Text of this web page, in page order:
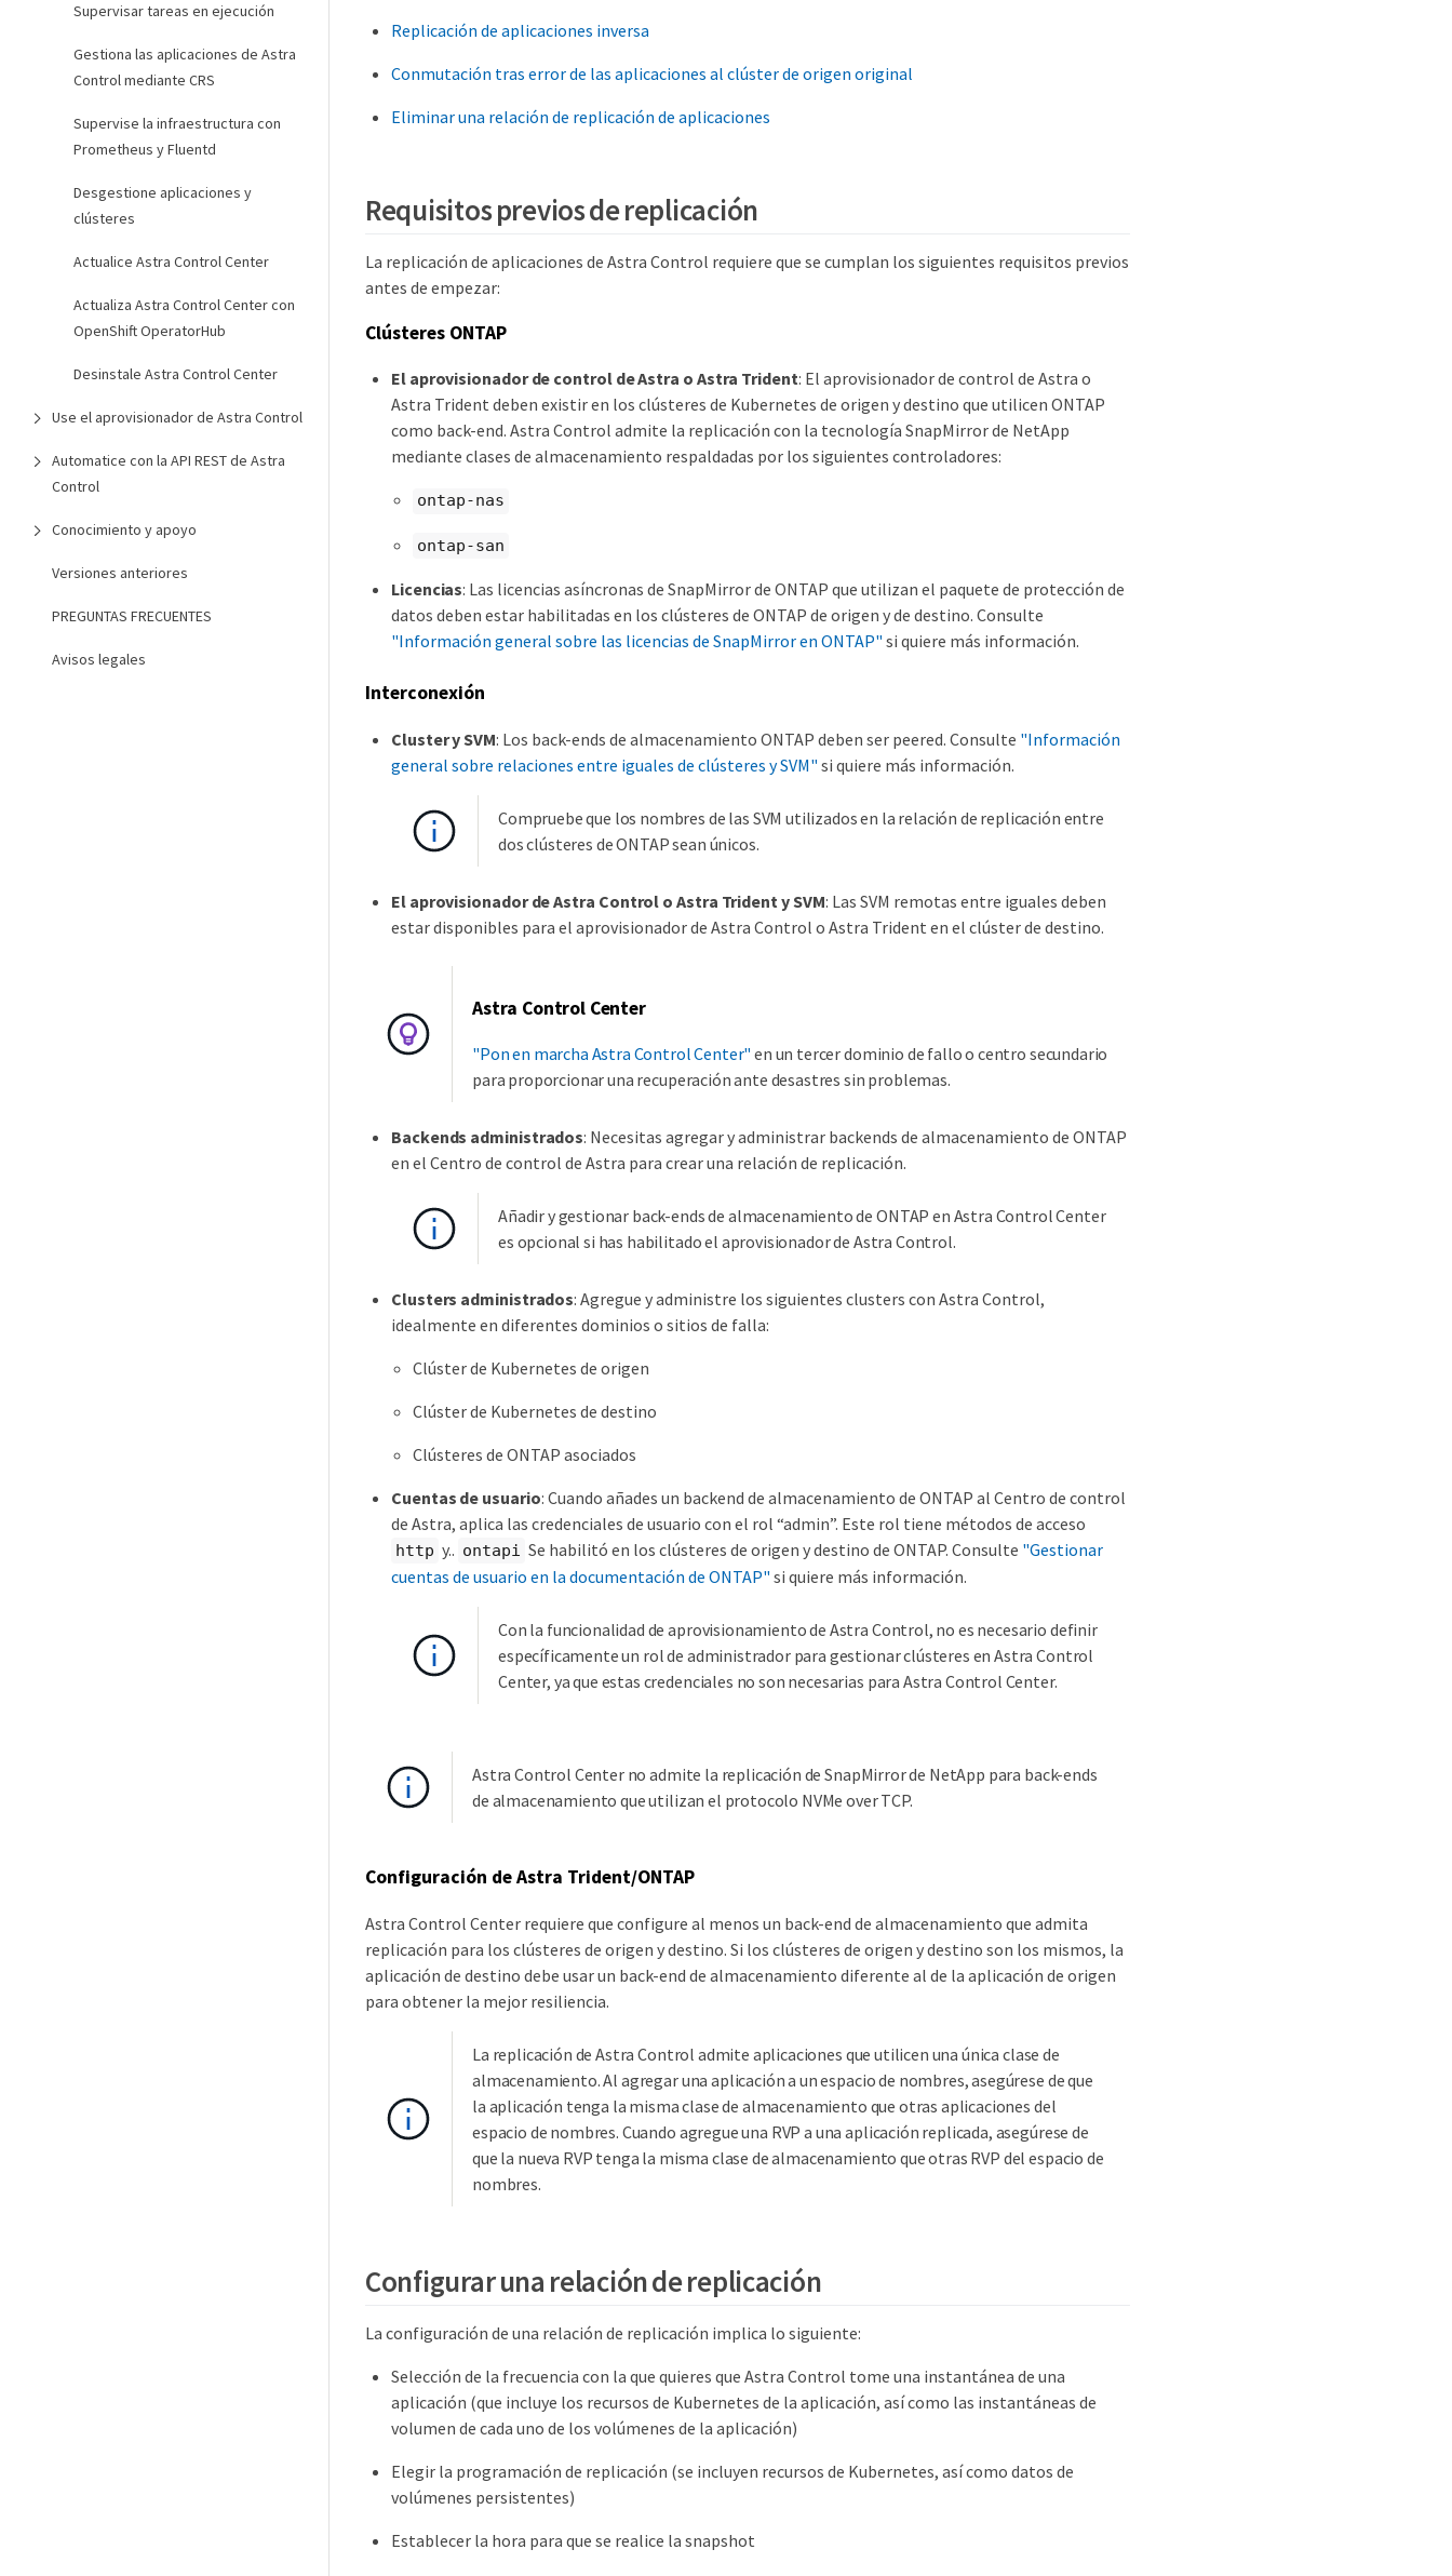
Supervisar tareas en ejecución
Gestiona las aplicaciones de Astra
Control mediante CRS
Supervise la infraestructura con
Prometheus y Fluentd
Desgestione aplicaciones y
clústeres
Actualice Astra Control Center
Actualiza Astra Control Center con
OpenShift OperatorHub
Desinstale Astra Control Center
Use el aprovisionador de Astra Control
Automatice con la API REST de Astra
Control
Conocimiento y apoyo
Versiones anteriores
PREGUNTAS FRECUENTES
Avisos legales
Replicación de aplicaciones inversa
Conmutación tras error de las aplicaciones al clúster de origen original
Eliminar una relación de replicación de aplicaciones
Requisitos previos de replicación
La replicación de aplicaciones de Astra Control requiere que se cumplan los siguientes requisitos previos
antes de empezar:
Clústeres ONTAP
El aprovisionador de control de Astra o Astra Trident: El aprovisionador de control de Astra o
Astra Trident deben existir en los clústeres de Kubernetes de origen y destino que utilicen ONTAP
como back-end. Astra Control admite la replicación con la tecnología SnapMirror de NetApp
mediante clases de almacenamiento respaldadas por los siguientes controladores:
ontap-nas
ontap-san
Licencias: Las licencias asíncronas de SnapMirror de ONTAP que utilizan el paquete de protección de
datos deben estar habilitadas en los clústeres de ONTAP de origen y de destino. Consulte
"Información general sobre las licencias de SnapMirror en ONTAP" si quiere más información.
Interconexión
Cluster y SVM: Los back-ends de almacenamiento ONTAP deben ser peered. Consulte "Información
general sobre relaciones entre iguales de clústeres y SVM" si quiere más información.
Compruebe que los nombres de las SVM utilizados en la relación de replicación entre
dos clústeres de ONTAP sean únicos.
El aprovisionador de Astra Control o Astra Trident y SVM: Las SVM remotas entre iguales deben
estar disponibles para el aprovisionador de Astra Control o Astra Trident en el clúster de destino.
Astra Control Center
"Pon en marcha Astra Control Center" en un tercer dominio de fallo o centro secundario
para proporcionar una recuperación ante desastres sin problemas.
Backends administrados: Necesitas agregar y administrar backends de almacenamiento de ONTAP
en el Centro de control de Astra para crear una relación de replicación.
Añadir y gestionar back-ends de almacenamiento de ONTAP en Astra Control Center
es opcional si has habilitado el aprovisionador de Astra Control.
Clusters administrados: Agregue y administre los siguientes clusters con Astra Control,
idealmente en diferentes dominios o sitios de falla:
Clúster de Kubernetes de origen
Clúster de Kubernetes de destino
Clústeres de ONTAP asociados
Cuentas de usuario: Cuando añades un backend de almacenamiento de ONTAP al Centro de control
de Astra, aplica las credenciales de usuario con el rol “admin”. Este rol tiene métodos de acceso
http y.. ontapi Se habilitó en los clústeres de origen y destino de ONTAP. Consulte "Gestionar
cuentas de usuario en la documentación de ONTAP" si quiere más información.
Con la funcionalidad de aprovisionamiento de Astra Control, no es necesario definir
específicamente un rol de administrador para gestionar clústeres en Astra Control
Center, ya que estas credenciales no son necesarias para Astra Control Center.
Astra Control Center no admite la replicación de SnapMirror de NetApp para back-ends
de almacenamiento que utilizan el protocolo NVMe over TCP.
Configuración de Astra Trident/ONTAP
Astra Control Center requiere que configure al menos un back-end de almacenamiento que admita
replicación para los clústeres de origen y destino. Si los clústeres de origen y destino son los mismos, la
aplicación de destino debe usar un back-end de almacenamiento diferente al de la aplicación de origen
para obtener la mejor resiliencia.
La replicación de Astra Control admite aplicaciones que utilicen una única clase de
almacenamiento. Al agregar una aplicación a un espacio de nombres, asegúrese de que
la aplicación tenga la misma clase de almacenamiento que otras aplicaciones del
espacio de nombres. Cuando agregue una RVP a una aplicación replicada, asegúrese de
que la nueva RVP tenga la misma clase de almacenamiento que otras RVP del espacio de
nombres.
Configurar una relación de replicación
La configuración de una relación de replicación implica lo siguiente:
Selección de la frecuencia con la que quieres que Astra Control tome una instantánea de una
aplicación (que incluye los recursos de Kubernetes de la aplicación, así como las instantáneas de
volumen de cada uno de los volúmenes de la aplicación)
Elegir la programación de replicación (se incluyen recursos de Kubernetes, así como datos de
volúmenes persistentes)
Establecer la hora para que se realice la snapshot